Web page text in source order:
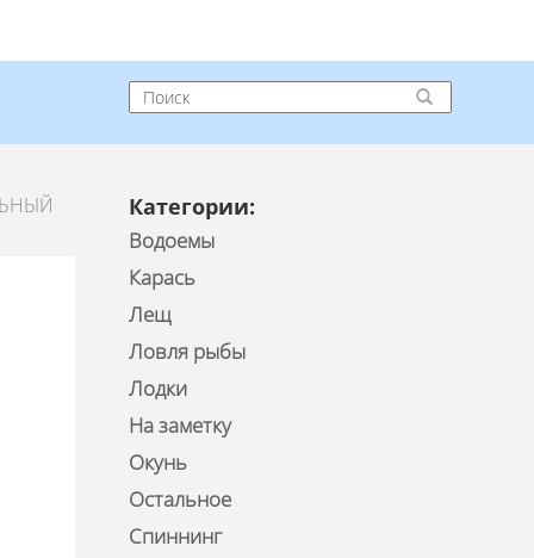
Категории:
Водоемы
Карась
Лещ
Ловля рыбы
Лодки
На заметку
Окунь
Остальное
Спиннинг